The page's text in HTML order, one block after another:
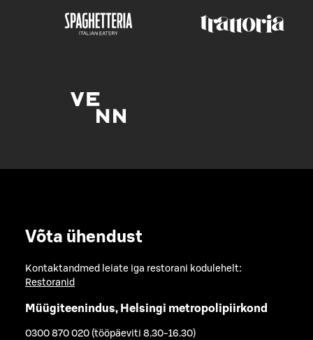
Võta ühendust
Kontaktandmed leiate iga restorani kodulehelt:
Restoranid
Müügiteenindus, Helsingi metropolipiirkond
0300 870 020 (tööpäeviti 8.30-16.30)